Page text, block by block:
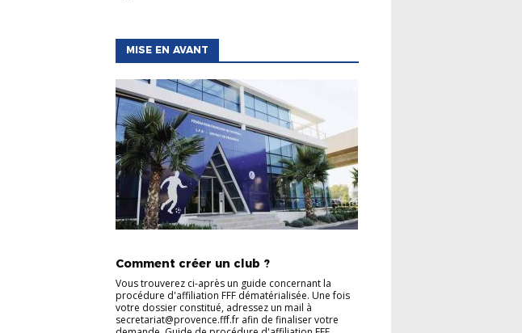
MISE EN AVANT
Comment créer un club ?
Vous trouverez ci-après un guide concernant la
procédure d'affiliation FFF dématérialisée. Une fois
votre dossier constitué, adressez un mail à
secretariat@provence.fff.fr afin de finaliser votre